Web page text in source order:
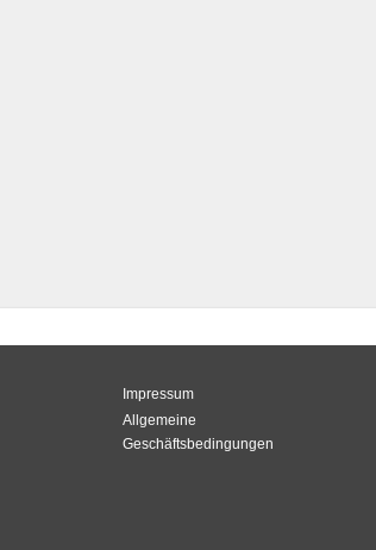
Impressum
Allgemeine
Geschäftsbedingungen